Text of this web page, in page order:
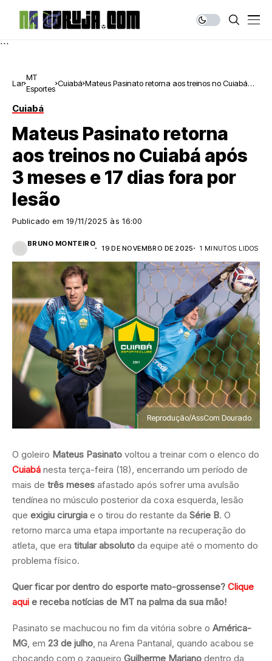
```
Lar
MT
Esportes
Cuiabá Mateus Pasinato retorna aos treinos no Cuiabá
Cuiabá
Mateus Pasinato retorna
aos treinos no Cuiabá após
3 meses e 17 dias fora por
lesão
Publicado em 19/11/2025 às 16:00
BRUNO MONTEIRO
19 DE NOVEMBRO DE 2025 1 MINUTOS LIDOS
Reprodução/AssCom Dourado
O goleiro Mateus Pasinato voltou a treinar com o elenco do
Cuiabá nesta terça-feira (18), encerrando um período de
mais de três meses afastado após sofrer uma avulsão
tendínea no músculo posterior da coxa esquerda, lesão
que exigiu cirurgia e o tirou do restante da Série B. O
retorno marca uma etapa importante na recuperação do
atleta, que era titular absoluto da equipe até o momento do
problema físico.
Quer ficar por dentro do esporte mato-grossense? Clique
aqui e receba notícias de MT na palma da sua mão!
Pasinato se machucou no fim da vitória sobre o América-
MG , em 23 de julho , na Arena Pantanal, quando acabou se
chocando com o zagueiro Guilherme Mariano dentro da